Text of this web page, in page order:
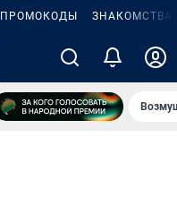
ПРОМОКОДЫ ЗНАКОМСТВА